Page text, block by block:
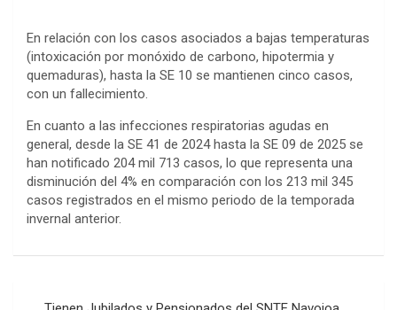
En relación con los casos asociados a bajas temperaturas
(intoxicación por monóxido de carbono, hipotermia y
quemaduras), hasta la SE 10 se mantienen cinco casos,
con un fallecimiento.
En cuanto a las infecciones respiratorias agudas en
general, desde la SE 41 de 2024 hasta la SE 09 de 2025 se
han notificado 204 mil 713 casos, lo que representa una
disminución del 4% en comparación con los 213 mil 345
casos registrados en el mismo periodo de la temporada
invernal anterior.